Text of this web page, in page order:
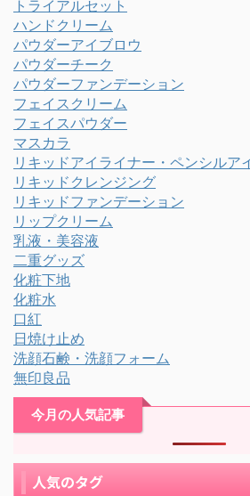
トライアルセット
ハンドクリーム
パウダーアイブロウ
パウダーチーク
パウダーファンデーション
フェイスクリーム
フェイスパウダー
マスカラ
リキッドアイライナー・ペンシルア
リキッドクレンジング
リキッドファンデーション
リップクリーム
乳液・美容液
二重グッズ
化粧下地
化粧水
口紅
日焼け止め
洗顔石鹸・洗顔フォーム
無印良品
今月の人気記事
人気のタグ